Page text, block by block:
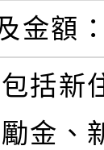
金額
括新
金、